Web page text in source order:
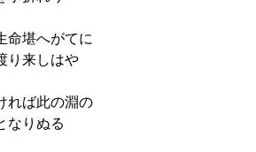
堪へがてに
来しはや
れば此の淵の
りぬる